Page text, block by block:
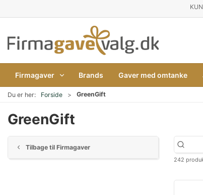
Firmagaver Brands Gaver med omtanke
Du er her: Forside GreenGift
GreenGift
Tilbage til Firmagaver
242